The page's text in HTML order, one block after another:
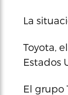
La
Toyota,
Estados
El grupo